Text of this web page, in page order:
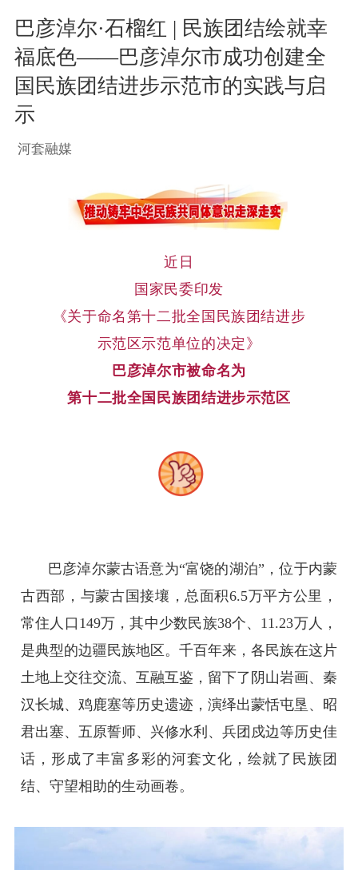
巴彦淖尔·石榴红 | 民族团结绘就幸
福底色——巴彦淖尔市成功创建全
国民族团结进步示范市的实践与启
示
河套融媒
近日
国家民委印发
《关于命名第十二批全国民族团结进步
示范区示范单位的决定》
巴彦淖尔市被命名为
第十二批全国民族团结进步示范区
巴彦淖尔蒙古语意为“富饶的湖泊”，位于内蒙
古西部，与蒙古国接壤，总面积6.5万平方公里，
常住人口149万，其中少数民族38个、11.23万人，
是典型的边疆民族地区。千百年来，各民族在这片
土地上交往交流、互融互鉴，留下了阴山岩画、秦
汉长城、鸡鹿塞等历史遗迹，演绎出蒙恬屯垦、昭
君出塞、五原誓师、兴修水利、兵团戍边等历史佳
话，形成了丰富多彩的河套文化，绘就了民族团
结、守望相助的生动画卷。